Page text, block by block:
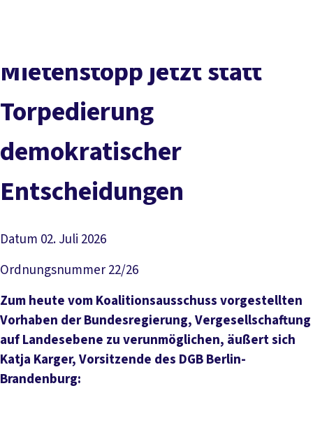
Service
Mitmachen
Mietenstopp jetzt statt
Torpedierung
demokratischer
Entscheidungen
Datum 02. Juli 2026
Ordnungsnummer22/26
Zum heute vom Koalitionsausschuss vorgestellten
Vorhaben der Bundesregierung, Vergesellschaftung
auf Landesebene zu verunmöglichen, äußert sich
Katja Karger, Vorsitzende des DGB Berlin-
Brandenburg: